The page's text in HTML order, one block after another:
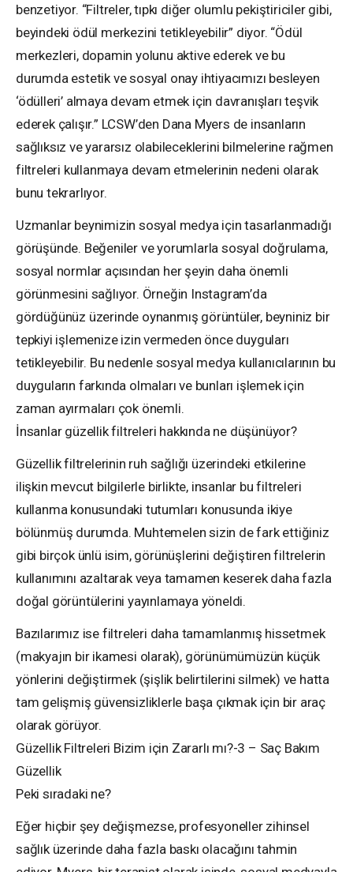
benzetiyor. “Filtreler, tıpkı diğer olumlu pekiştiriciler gibi,
beyindeki ödül merkezini tetikleyebilir” diyor. “Ödül
merkezleri, dopamin yolunu aktive ederek ve bu
durumda estetik ve sosyal onay ihtiyacımızı besleyen
‘ödülleri’ almaya devam etmek için davranışları teşvik
ederek çalışır.” LCSW’den Dana Myers de insanların
sağlıksız ve yararsız olabileceklerini bilmelerine rağmen
filtreleri kullanmaya devam etmelerinin nedeni olarak
bunu tekrarlıyor.
Uzmanlar beynimizin sosyal medya için tasarlanmadığı
görüşünde. Beğeniler ve yorumlarla sosyal doğrulama,
sosyal normlar açısından her şeyin daha önemli
görünmesini sağlıyor. Örneğin Instagram’da
gördüğünüz üzerinde oynanmış görüntüler, beyniniz bir
tepkiyi işlemenize izin vermeden önce duyguları
tetikleyebilir. Bu nedenle sosyal medya kullanıcılarının bu
duyguların farkında olmaları ve bunları işlemek için
zaman ayırmaları çok önemli.
İnsanlar güzellik filtreleri hakkında ne düşünüyor?
Güzellik filtrelerinin ruh sağlığı üzerindeki etkilerine
ilişkin mevcut bilgilerle birlikte, insanlar bu filtreleri
kullanma konusundaki tutumları konusunda ikiye
bölünmüş durumda. Muhtemelen sizin de fark ettiğiniz
gibi birçok ünlü isim, görünüşlerini değiştiren filtrelerin
kullanımını azaltarak veya tamamen keserek daha fazla
doğal görüntülerini yayınlamaya yöneldi.
Bazılarımız ise filtreleri daha tamamlanmış hissetmek
(makyajın bir ikamesi olarak), görünümümüzün küçük
yönlerini değiştirmek (şişlik belirtilerini silmek) ve hatta
tam gelişmiş güvensizliklerle başa çıkmak için bir araç
olarak görüyor.
Güzellik Filtreleri Bizim için Zararlı mı?-3 – Saç Bakım
Güzellik
Peki sıradaki ne?
Eğer hiçbir şey değişmezse, profesyoneller zihinsel
sağlık üzerinde daha fazla baskı olacağını tahmin